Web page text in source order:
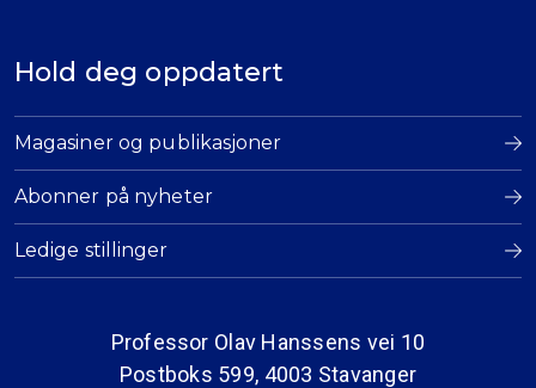
Hold deg oppdatert
Magasiner og publikasjoner
Abonner på nyheter
Ledige stillinger
Professor Olav Hanssens vei 10
Postboks 599, 4003 Stavanger